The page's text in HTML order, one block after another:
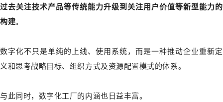
过去关注技术产品等传统能力升级到关注用户价值等新型能力的
构建。
数字化不只是单纯的上线、使用系统，而是一种推动企业重新定
义和思考战略目标、组织方式及资源配置模式的体系。
与此同时，数字化工厂的内涵也日益丰富。